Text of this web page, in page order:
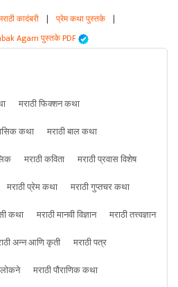
कादंबरी | प्रेम कथा पुस्तके |
Agam पुस्तके PDF
मराठी फिक्शन कथा
कथा
मराठी बाल कथा
मराठी कविता
मराठी प्रवास विशेष
मराठी प्रेम कथा
मराठी गुप्तचर कथा
कथा मराठी मानवी विज्ञान
मराठी तत्त्वज्ञान
अन्न आणि कृती
मराठी पत्र
मराठी पौराणिक कथा